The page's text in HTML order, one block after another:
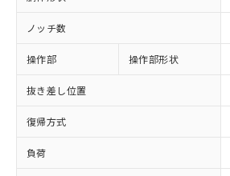
ノッチ数
操作部 操作部形状
抜き差し位置
復帰方式
負荷